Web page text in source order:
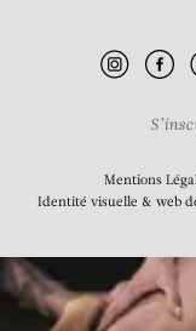
Mentions
Identité visuelle & web